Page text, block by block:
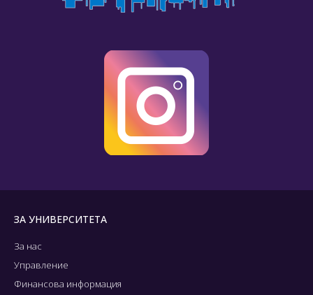
ЗА УНИВЕРСИТЕТА
За нас
Управление
Финансова информация